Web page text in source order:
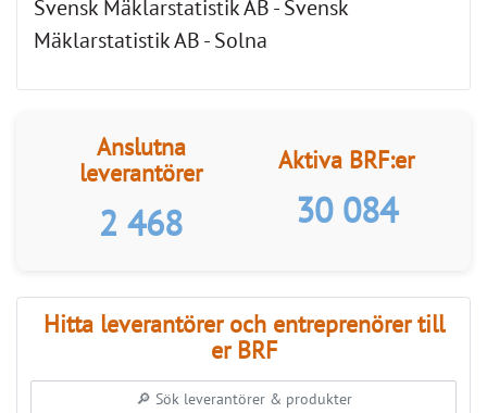
Svensk Mäklarstatistik AB - Svensk
Mäklarstatistik AB - Solna
Anslutna
leverantörer
2 468
Aktiva BRF:er
30 084
Hitta leverantörer och entreprenörer till
er BRF